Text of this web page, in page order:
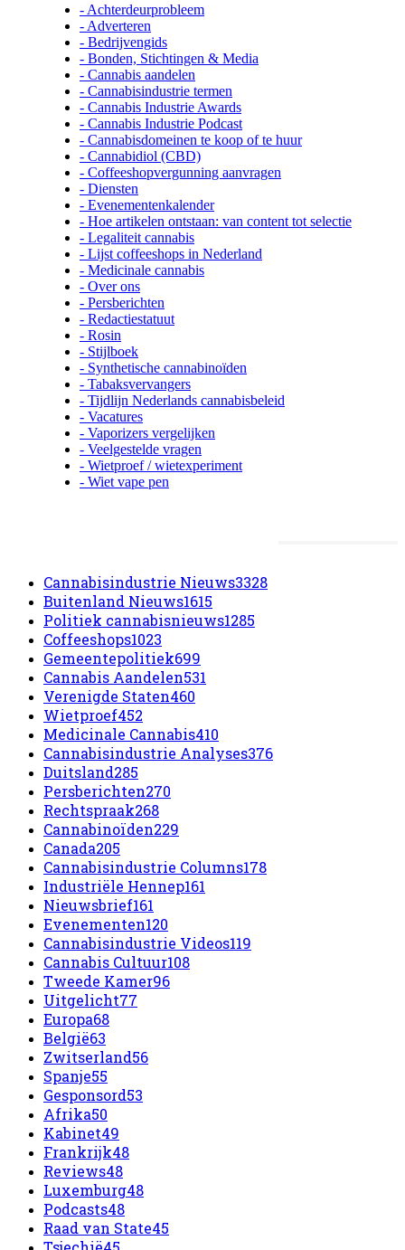
- Achterdeurprobleem
- Adverteren
- Bedrijvengids
- Bonden, Stichtingen & Media
- Cannabis aandelen
- Cannabisindustrie termen
- Cannabis Industrie Awards
- Cannabis Industrie Podcast
- Cannabisdomeinen te koop of te huur
- Cannabidiol (CBD)
- Coffeeshopvergunning aanvragen
- Diensten
- Evenementenkalender
- Hoe artikelen ontstaan: van content tot selectie
- Legaliteit cannabis
- Lijst coffeeshops in Nederland
- Medicinale cannabis
- Over ons
- Persberichten
- Redactiestatuut
- Rosin
- Stijlboek
- Synthetische cannabinoïden
- Tabaksvervangers
- Tijdlijn Nederlands cannabisbeleid
- Vacatures
- Vaporizers vergelijken
- Veelgestelde vragen
- Wietproef / wietexperiment
- Wiet vape pen
Cannabisindustrie Nieuws3328
Buitenland Nieuws1615
Politiek cannabisnieuws1285
Coffeeshops1023
Gemeentepolitiek699
Cannabis Aandelen531
Verenigde Staten460
Wietproef452
Medicinale Cannabis410
Cannabisindustrie Analyses376
Duitsland285
Persberichten270
Rechtspraak268
Cannabinoïden229
Canada205
Cannabisindustrie Columns178
Industriële Hennep161
Nieuwsbrief161
Evenementen120
Cannabisindustrie Videos119
Cannabis Cultuur108
Tweede Kamer96
Uitgelicht77
Europa68
België63
Zwitserland56
Spanje55
Gesponsord53
Afrika50
Kabinet49
Frankrijk48
Reviews48
Luxemburg48
Podcasts48
Raad van State45